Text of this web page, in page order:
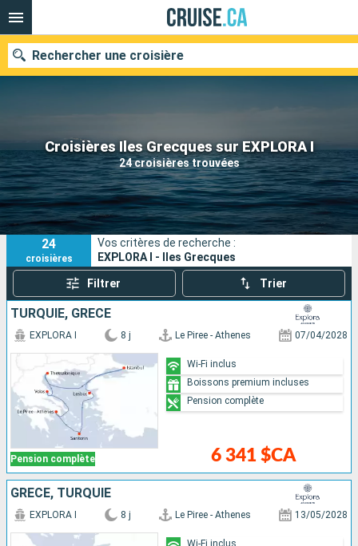
Croisières Iles Grecques sur EXPLORA I
24 croisières trouvées
Rechercher une croisière
Nos destinations
Mois de départ
Ports Compagnies
Rechercher
24
croisières
Vos critères de recherche :
EXPLORA I - Iles Grecques
Filtrer Trier
TURQUIE, GRÈCE
Pension complète
EXPLORA I 8 j Le Piree - Athenes 07/04/2028
6 341 $CA
Wi-Fi inclus
Boissons premium incluses
Pension complète
GRÈCE, TURQUIE
EXPLORA I 8 j Le Piree - Athenes 13/05/2028
Wi-Fi inclus